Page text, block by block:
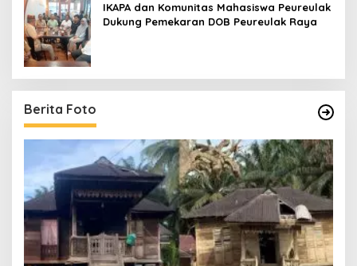
IKAPA dan Komunitas Mahasiswa Peureulak
Dukung Pemekaran DOB Peureulak Raya
Berita Foto